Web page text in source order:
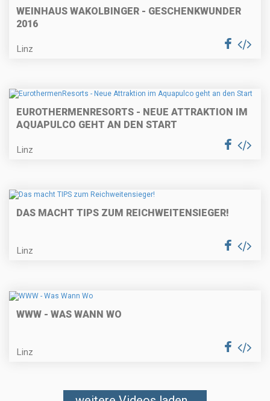
WEINHAUS WAKOLBINGER - GESCHENKWUNDER
2016
Linz
EUROTHERMENRESORTS - NEUE ATTRAKTION IM
AQUAPULCO GEHT AN DEN START
Linz
DAS MACHT TIPS ZUM REICHWEITENSIEGER!
Linz
WWW - WAS WANN WO
Linz